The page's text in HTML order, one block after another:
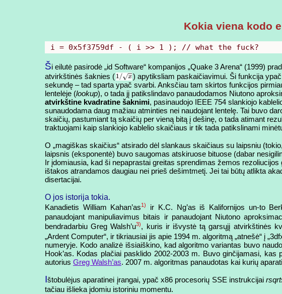
Kokia viena kodo
i = 0x5f3759df - ( i >> 1 ); // what the fuck?
Ši eilutė pasirodė „id Software“ kompanijos „Quake 3 Arena“ (1999)
atvirkštinės šaknies (
) apytiksliam paskaičiavimui. Ši funkcija
sekundę – tad sparta ypač svarbi. Anksčiau tam skirtos funkcijos
lentelėje (lookup), o tada jį patikslindavo panaudodamos Niutono
atvirkštine kvadratine šaknimi, pasinaudojo IEEE 754 slankiojo
sunaudodama daug mažiau atminties nei naudojant lentelę. Tai buvo
skaičių, pastumiant tą skaičių per vieną bitą į dešinę, o tada atimant
traktuojami kaip slankiojo kablelio skaičiaus ir tik tada patikslinami
O „magiškas skaičius“ atsirado dėl slankaus skaičiaus su laipsniu
laipsnis (eksponentė) buvo saugomas atskiruose bituose (dabar
Ir įdomiausia, kad ši nepaprastai greitas sprendimas žemos
ištakos atrandamos daugiau nei prieš dešimtmetį. Jei tai būtų atlikta
disertacijai.
O jos istorija tokia.
Kanadietis William Kahan’as1)
ir K.C. Ng’as iš Kalifornijos un-to
panaudojant manipuliavimus bitais ir panaudojant Niutono
bendradarbiu Greg Walsh’u3), kuris ir išvystė tą garsųjį atvirkštinės
„Ardent Computer“, ir tikriausiai jis apie 1994 m. algoritmą „atnešė“ į
numeryje. Kodo analizė išsiaiškino, kad algoritmo variantas buvo
Hook’as. Kodas plačiai pasklido 2002-2003 m. Buvo ginčijamasi,
autorius Greg Walsh’as. 2007 m. algoritmas panaudotas kai kurių
Ištobulėjus aparatinei įrangai, ypač x86 procesorių SSE instrukcijai
tačiau išlieka įdomiu istoriniu momentu.